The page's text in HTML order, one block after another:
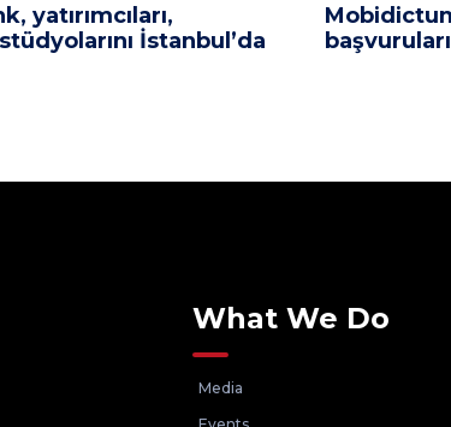
yatırımcıları,
İstanbul’da
başvuruları
What We Do
Media